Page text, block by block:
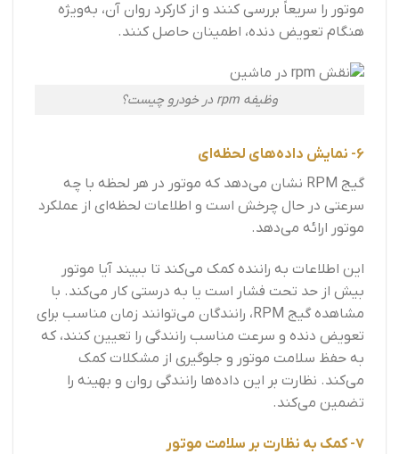
موتور را سریعاً بررسی کنند و از کارکرد روان آن، به‌ویژه
هنگام تعویض دنده، اطمینان حاصل کنند.
وظیفه rpm در خودرو چیست؟
6- نمایش داده‌های لحظه‌ای
گیج RPM نشان می‌دهد که موتور در هر لحظه با چه
سرعتی در حال چرخش است و اطلاعات لحظه‌ای از عملکرد
موتور ارائه می‌دهد.
این اطلاعات به راننده کمک می‌کند تا ببیند آیا موتور
بیش از حد تحت فشار است یا به درستی کار می‌کند. با
مشاهده گیج RPM، رانندگان می‌توانند زمان مناسب برای
تعویض دنده و سرعت مناسب رانندگی را تعیین کنند، که
به حفظ سلامت موتور و جلوگیری از مشکلات کمک
می‌کند. نظارت بر این داده‌ها رانندگی روان و بهینه را
تضمین می‌کند.
7- کمک به نظارت بر سلامت موتور